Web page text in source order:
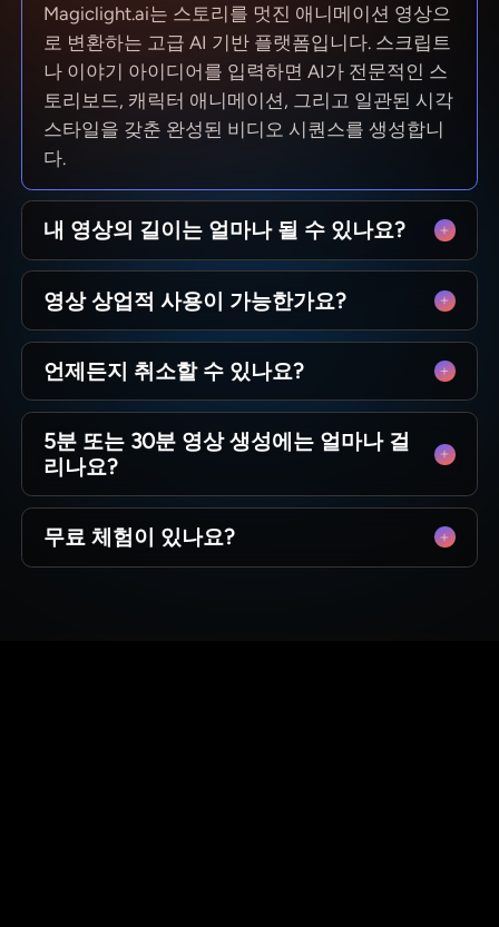
Magiclight.ai는 스토리를 멋진 애니메이션 영상으
로 변환하는 고급 AI 기반 플랫폼입니다. 스크립트
나 이야기 아이디어를 입력하면 AI가 전문적인 스
토리보드, 캐릭터 애니메이션, 그리고 일관된 시각
스타일을 갖춘 완성된 비디오 시퀀스를 생성합니
다.
내 영상의 길이는 얼마나 될 수 있나요?
짧은 소셜 클립부터 최대 50분 에피소드까지 가능
합니다. MagicLight는 장편 스토리텔링에 최적화
되어 있으며 장면 간 캐릭터 일관성을 유지하여 기
술적 제한 없이 완전한 이야기를 제작할 수 있습니
다.
영상 상업적 사용이 가능한가요?
네! 생성한 콘텐츠의 100% 소유권은 사용자에게
있습니다. YouTube 채널 수익화, 광고 운영, 강의
판매 등 어떤 경우에도 유료 플랜으로 생성한 모든
영상에 대한 상업적 권리를 보유합니다.
언제든지 취소할 수 있나요?
물론입니다. 우리는 구속 계약이 아닌 창작의 자유
를 믿습니다. 대시보드에서 직접 구독을 관리하고
언제든지 취소할 수 있습니다 — 숨겨진 비용도 없
고 부담도 없습니다.
5분 또는 30분 영상 생성에는 얼마나 걸
리나요?
몇 분이면 충분합니다. 전통적인 애니메이션이 몇
주가 걸리는 반면 MagicLight는 커피 한 잔을 마시
는 시간 정도에 고품질 5분짜리 스토리를 생성합
무료 체험이 있나요?